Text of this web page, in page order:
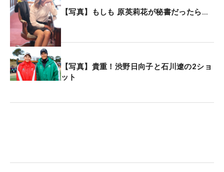
来年の目標については、「今、実家暮らしなのです
けど、一人暮らしもしてみたいなと思っています
（笑）」と、野望を明かした。いつも宏さんはツア
ーに帯同をしているが、現地合流が理想と語り、
「1月、2月に家の内見に行こうと思っています」。
【写真】もしも 原英莉花が秘書だったら…
【写真】貴重！渋野日向子と石川遼の2ショ
ット